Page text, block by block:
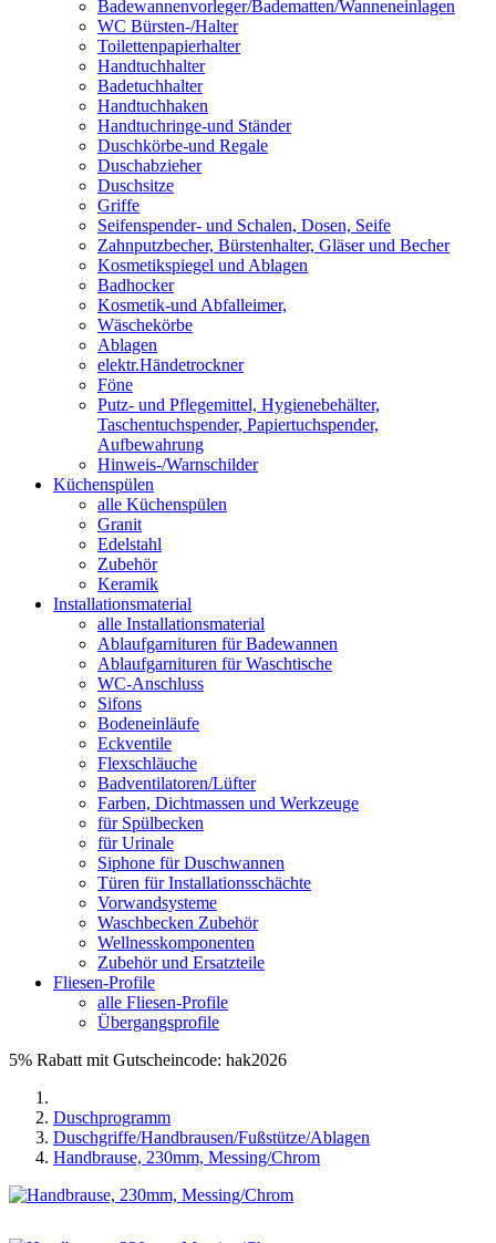
Badewannenvorleger/Badematten/Wanneneinlagen
WC Bürsten-/Halter
Toilettenpapierhalter
Handtuchhalter
Badetuchhalter
Handtuchhaken
Handtuchringe-und Ständer
Duschkörbe-und Regale
Duschabzieher
Duschsitze
Griffe
Seifenspender- und Schalen, Dosen, Seife
Zahnputzbecher, Bürstenhalter, Gläser und Becher
Kosmetikspiegel und Ablagen
Badhocker
Kosmetik-und Abfalleimer,
Wäschekörbe
Ablagen
elektr.Händetrockner
Föne
Putz- und Pflegemittel, Hygienebehälter,
Taschentuchspender, Papiertuchspender,
Aufbewahrung
Hinweis-/Warnschilder
Küchenspülen
alle Küchenspülen
Granit
Edelstahl
Zubehör
Keramik
Installationsmaterial
alle Installationsmaterial
Ablaufgarnituren für Badewannen
Ablaufgarnituren für Waschtische
WC-Anschluss
Sifons
Bodeneinläufe
Eckventile
Flexschläuche
Badventilatoren/Lüfter
Farben, Dichtmassen und Werkzeuge
für Spülbecken
für Urinale
Siphone für Duschwannen
Türen für Installationsschächte
Vorwandsysteme
Waschbecken Zubehör
Wellnesskomponenten
Zubehör und Ersatzteile
Fliesen-Profile
alle Fliesen-Profile
Übergangsprofile
5% Rabatt mit Gutscheincode: hak2026
Duschprogramm
Duschgriffe/Handbrausen/Fußstütze/Ablagen
Handbrause, 230mm, Messing/Chrom